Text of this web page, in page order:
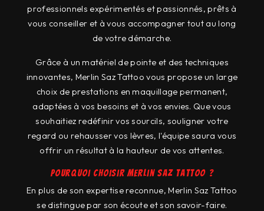
professionnels expérimentés et passionnés, prêts à
vous conseiller et à vous accompagner tout au long
de votre démarche.
Grâce à un matériel de pointe et des techniques
innovantes, Merlin Saz Tattoo vous propose un large
choix de prestations en maquillage permanent,
adaptées à vos besoins et à vos envies. Que vous
souhaitiez redéfinir vos sourcils, souligner votre
regard ou rehausser vos lèvres, l'équipe saura vous
offrir un résultat à la hauteur de vos attentes.
Pourquoi choisir Merlin Saz Tattoo ?
En plus de son expertise reconnue, Merlin Saz Tattoo
se distingue par son écoute et son savoir-faire.